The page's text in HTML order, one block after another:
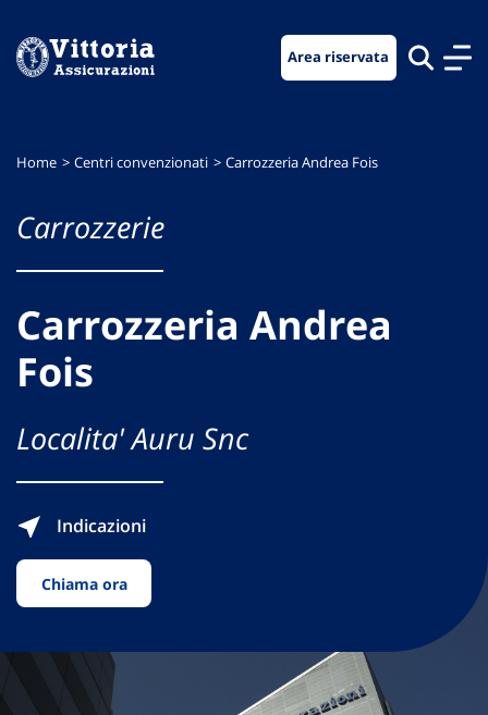
menu
contenuto
footer
Area riservata
Home Centri convenzionati Carrozzeria Andrea Fois
Carrozzerie
Carrozzeria Andrea
Fois
Localita' Auru Snc
Indicazioni
Chiama ora